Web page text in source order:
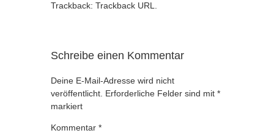
Trackback: Trackback URL
Schreibe einen Kommentar
Deine E-Mail-Adresse wird nicht
veröffentlicht. Erforderliche Felder sind mit *
markiert
Kommentar *